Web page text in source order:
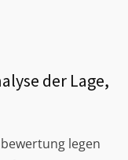
der Lage,
legen